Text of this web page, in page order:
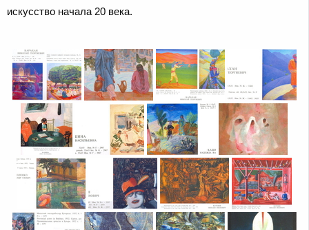
искусство начала 20 века.